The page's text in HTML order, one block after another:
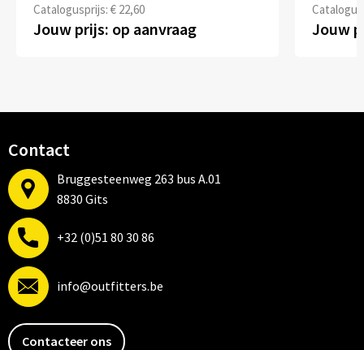
Catalogusprijs: € 22,60
Jouw prijs: op aanvraag Jouw
Contact
Bruggesteenweg 263 bus A.01
8830 Gits
+32 (0)51 80 30 86
info@outfitters.be
Contacteer ons